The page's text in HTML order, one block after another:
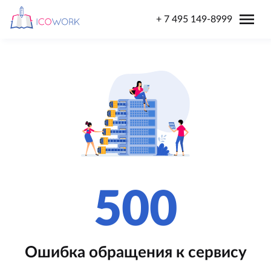
+ 7 495 149-8999 menu
500
Ошибка обращения к сервису